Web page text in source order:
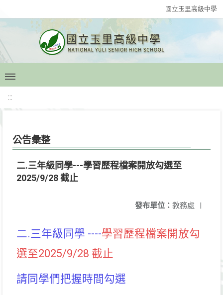
國立玉里高級中學
:::
公告彙整
二.三年級同學---學習歷程檔案開放勾選至
2025/9/28 截止
發布單位： 教務處 |
二.三年級同學 ----學習歷程檔案開放勾
選至2025/9/28 截止
請同學們把握時間勾選